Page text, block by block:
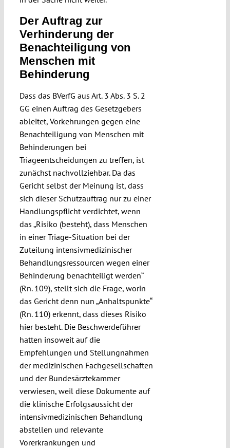
Der Auftrag zur
Verhinderung der
Benachteiligung von
Menschen mit
Behinderung
Dass das BVerfG aus Art. 3 Abs. 3 S. 2
GG einen Auftrag des Gesetzgebers
ableitet, Vorkehrungen gegen eine
Benachteiligung von Menschen mit
Behinderungen bei
Triageentscheidungen zu treffen, ist
zunächst nachvollziehbar. Da das
Gericht selbst der Meinung ist, dass
sich dieser Schutzauftrag nur zu einer
Handlungspflicht verdichtet, wenn
das „Risiko (besteht), dass Menschen
in einer Triage-Situation bei der
Zuteilung intensivmedizinischer
Behandlungsressourcen wegen einer
Behinderung benachteiligt werden“
(Rn. 109), stellt sich die Frage, worin
das Gericht denn nun „Anhaltspunkte“
(Rn. 110) erkennt, dass dieses Risiko
hier besteht. Die Beschwerdeführer
hatten insoweit auf die
Empfehlungen und Stellungnahmen
der medizinischen Fachgesellschaften
und der Bundesärztekammer
verwiesen, weil diese Dokumente auf
die klinische Erfolgsaussicht der
intensivmedizinischen Behandlung
abstellen und relevante
Vorerkrankungen und